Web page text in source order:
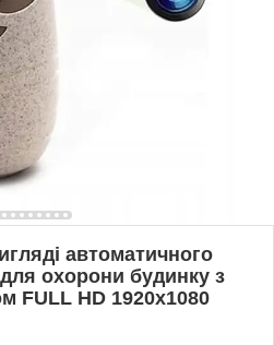
автоматичного
охорони будинку з
FULL HD 1920x1080